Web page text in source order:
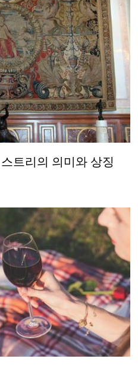
트리의 의미와 상징